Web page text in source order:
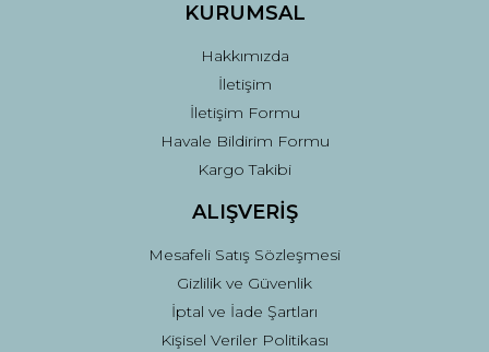
KURUMSAL
Hakkımızda
İletişim
İletişim Formu
Havale Bildirim Formu
Kargo Takibi
ALIŞVERİŞ
Mesafeli Satış Sözleşmesi
Gizlilik ve Güvenlik
İptal ve İade Şartları
Kişisel Veriler Politikası